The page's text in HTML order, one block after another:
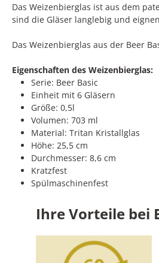
Das Weizenbierglas ist aus dem
sind die Gläser langlebig und
Das Weizenbierglas aus der Beer
Eigenschaften des Weizenbierglas:
Serie: Beer Basic
Einheit mit 6 Gläsern
Größe: 0,5l
Volumen: 703 ml
Material: Tritan Kristallglas
Höhe: 25,5 cm
Durchmesser: 8,6 cm
Kratzfest
Spülmaschinenfest
Ihre Vorteile bei